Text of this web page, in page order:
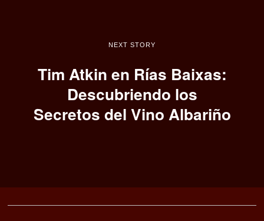
NEXT STORY
Tim Atkin en Rías Baixas:
Descubriendo los
Secretos del Vino Albariño